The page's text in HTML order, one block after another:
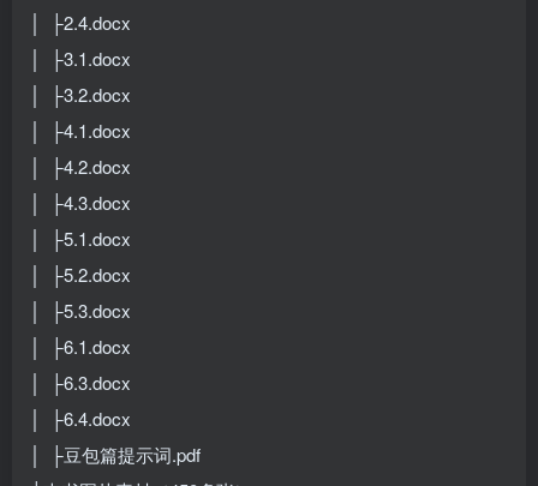
│ ├2.4.docx
│ ├3.1.docx
│ ├3.2.docx
│ ├4.1.docx
│ ├4.2.docx
│ ├4.3.docx
│ ├5.1.docx
│ ├5.2.docx
│ ├5.3.docx
│ ├6.1.docx
│ ├6.3.docx
│ ├6.4.docx
│ ├豆包篇提示词.pdf